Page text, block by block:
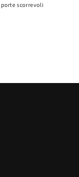
scorrevoli